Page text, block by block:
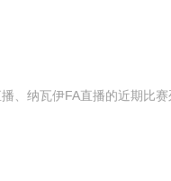
、纳瓦伊FA直播的近期比赛